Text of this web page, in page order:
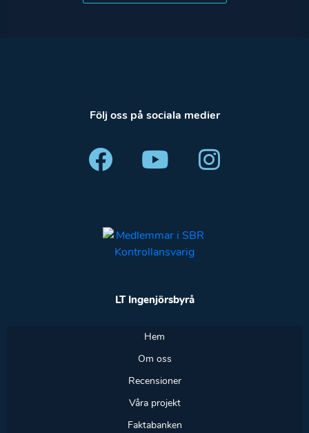
Följ oss på sociala medier
LT Ingenjörsbyrå
Hem
Om oss
Recensioner
Våra projekt
Faktabanken